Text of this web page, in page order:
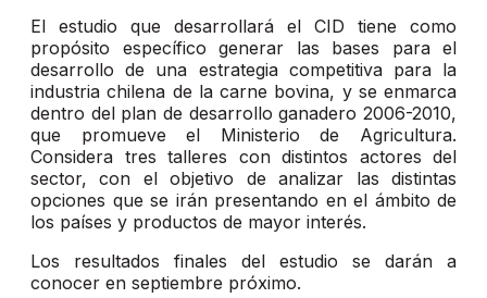
El estudio que desarrollará el CID tiene como
propósito específico generar las bases para el
desarrollo de una estrategia competitiva para la
industria chilena de la carne bovina, y se enmarca
dentro del plan de desarrollo ganadero 2006-2010,
que promueve el Ministerio de Agricultura.
Considera tres talleres con distintos actores del
sector, con el objetivo de analizar las distintas
opciones que se irán presentando en el ámbito de
los países y productos de mayor interés.
Los resultados finales del estudio se darán a
conocer en septiembre próximo.